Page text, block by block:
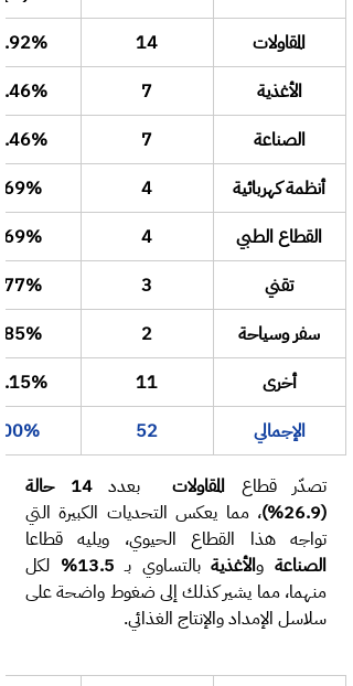
المقاولات
14
الأغذية
7
الصناعة
7
أنظمة كهربائية
4
القطاع الطبي
4
تقني
3
سفر وسياحة
2
أخرى
11
الإجمالي
52
تصدّر قطاع المقاولات بعدد
(26.9%)
تواجه هذا القطاع الحيوي، ويليه قطاعا
الصناعة والأغذية بالتساوي بـ 13.5%
سلاسل الإمداد والإنتاج الغذائي.